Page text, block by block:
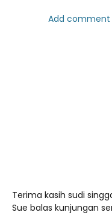
Add comment
Terima kasih sudi
Sue balas kunjungan